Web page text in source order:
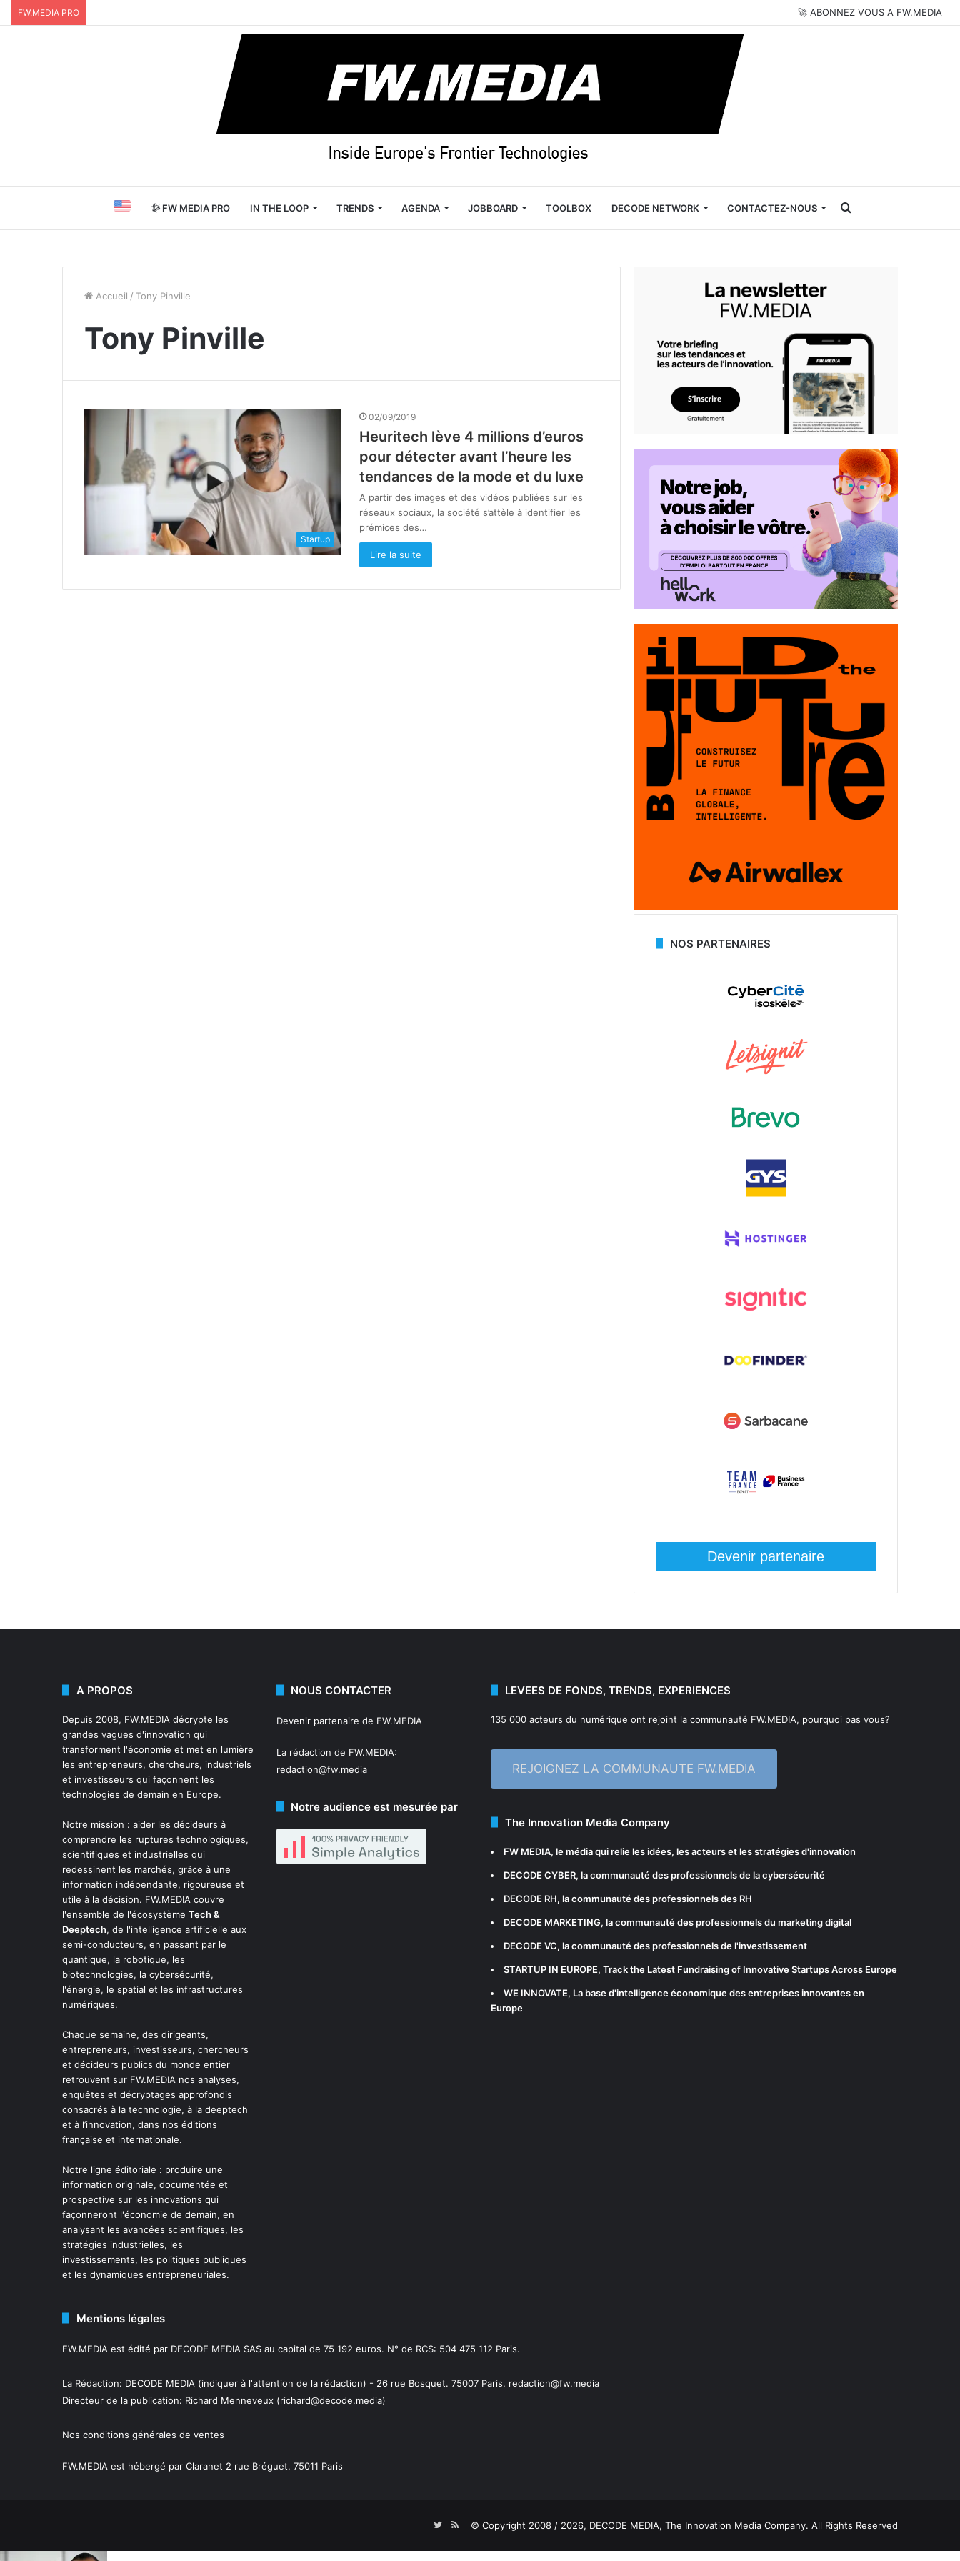
FW.MEDIA PRO 🚀 ABONNEZ VOUS A FW.MEDIA
FW MEDIA PRO IN THE LOOP TRENDS AGENDA JOBBOARD TOOLBOX DECODE NETWORK CONTACTEZ-NOUS Rechercher
Accueil / Tony Pinville
Tony Pinville
Startup
02/09/2019
Heuritech lève 4 millions d’euros
pour détecter avant l’heure les
tendances de la mode et du luxe
A partir des images et des vidéos publiées sur les
réseaux sociaux, la société s’attèle à identifier les
prémices des…
Lire la suite
NOS PARTENAIRES
Devenir partenaire
A PROPOS
Depuis 2008, FW.MEDIA décrypte les
grandes vagues d'innovation qui
transforment l'économie et met en lumière
les entrepreneurs, chercheurs, industriels
et investisseurs qui façonnent les
technologies de demain en Europe.
Notre mission : aider les décideurs à
comprendre les ruptures technologiques,
scientifiques et industrielles qui
redessinent les marchés, grâce à une
information indépendante, rigoureuse et
utile à la décision. FW.MEDIA couvre
l'ensemble de l'écosystème Tech &
Deeptech, de l'intelligence artificielle aux
semi-conducteurs, en passant par le
quantique, la robotique, les
biotechnologies, la cybersécurité,
l'énergie, le spatial et les infrastructures
numériques.
Chaque semaine, des dirigeants,
entrepreneurs, investisseurs, chercheurs
et décideurs publics du monde entier
retrouvent sur FW.MEDIA nos analyses,
enquêtes et décryptages approfondis
consacrés à la technologie, à la deeptech
et à l’innovation, dans nos éditions
française et internationale.
Notre ligne éditoriale : produire une
information originale, documentée et
prospective sur les innovations qui
façonneront l'économie de demain, en
analysant les avancées scientifiques, les
stratégies industrielles, les
investissements, les politiques publiques
et les dynamiques entrepreneuriales.
NOUS CONTACTER
Devenir partenaire de FW.MEDIA
La rédaction de FW.MEDIA:
redaction@fw.media
Notre audience est mesurée par
LEVEES DE FONDS, TRENDS, EXPERIENCES
135 000 acteurs du numérique ont rejoint la communauté FW.MEDIA, pourquoi pas vous?
REJOIGNEZ LA COMMUNAUTE FW.MEDIA
The Innovation Media Company
FW MEDIA, le média qui relie les idées, les acteurs et les stratégies d'innovation
DECODE CYBER, la communauté des professionnels de la cybersécurité
DECODE RH, la communauté des professionnels des RH
DECODE MARKETING, la communauté des professionnels du marketing digital
DECODE VC, la communauté des professionnels de l'investissement
STARTUP IN EUROPE, Track the Latest Fundraising of Innovative Startups Across Europe
WE INNOVATE, La base d'intelligence économique des entreprises innovantes en
Europe
Mentions légales
FW.MEDIA est édité par DECODE MEDIA SAS au capital de 75 192 euros. N° de RCS: 504 475 112 Paris.
La Rédaction: DECODE MEDIA (indiquer à l'attention de la rédaction) - 26 rue Bosquet. 75007 Paris. redaction@fw.media
Directeur de la publication: Richard Menneveux (richard@decode.media)
Nos conditions générales de ventes
FW.MEDIA est hébergé par Claranet 2 rue Bréguet. 75011 Paris
© Copyright 2008 / 2026, DECODE MEDIA, The Innovation Media Company. All Rights Reserved
Twitter
RSS